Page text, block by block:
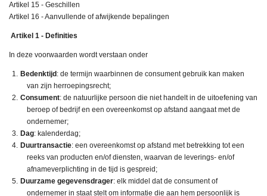
Artikel 15 - Geschillen
Artikel 16 - Aanvullende of afwijkende bepalingen
Artikel 1 - Definities
In deze voorwaarden wordt verstaan onder
Bedenktijd : de termijn waarbinnen de consument gebruik kan maken
van zijn herroepingsrecht;
Consument: de natuurlijke persoon die niet handelt in de uitoefening van
beroep of bedrijf en een overeenkomst op afstand aangaat met de
ondernemer;
Dag: kalenderdag;
Duurtransactie: een overeenkomst op afstand met betrekking tot een
reeks van producten en/of diensten, waarvan de leverings- en/of
afnameverplichting in de tijd is gespreid;
Duurzame gegevensdrager: elk middel dat de consument of
ondernemer in staat stelt om informatie die aan hem persoonlijk is